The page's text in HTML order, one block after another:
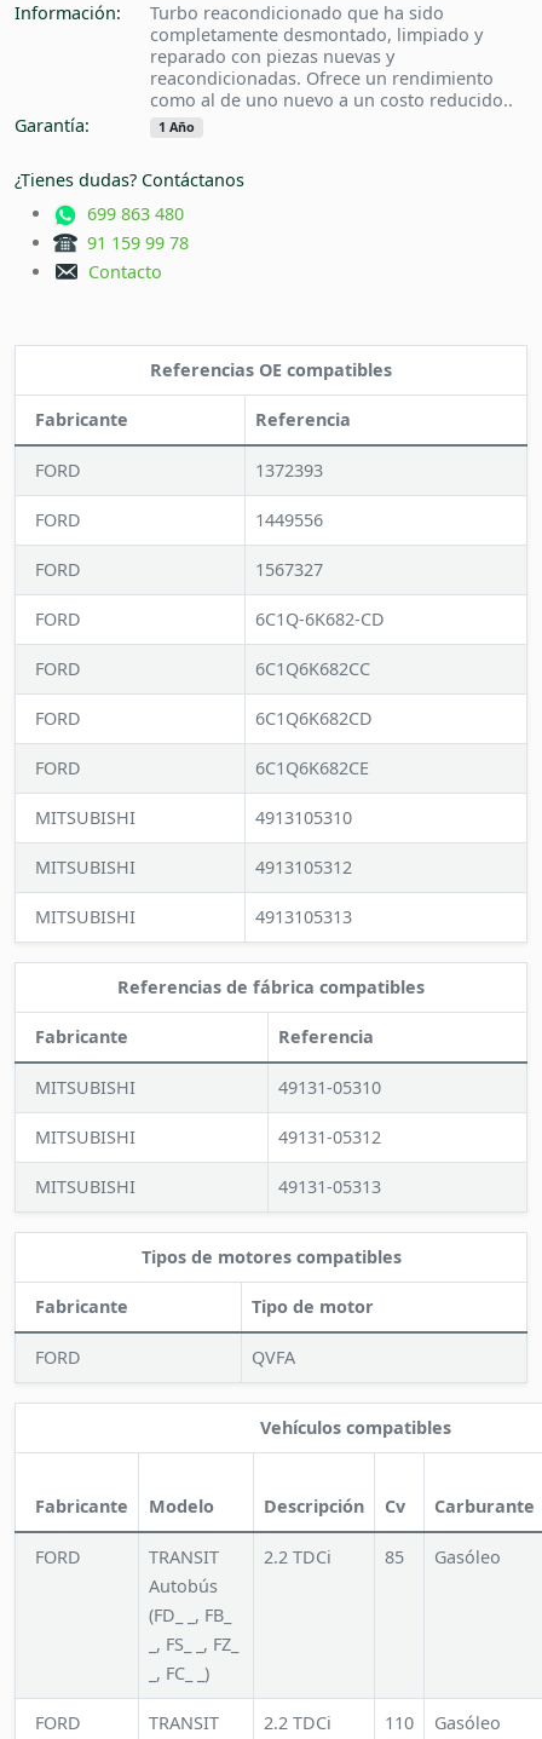
Información:
Turbo reacondicionado que ha sido
completamente desmontado, limpiado y
reparado con piezas nuevas y
reacondicionadas. Ofrece un rendimiento
como al de uno nuevo a un costo reducido..
Garantía:
1 Año
¿Tienes dudas? Contáctanos
699 863 480
91 159 99 78
Contacto
Referencias OE compatibles
Fabricante Referencia
FORD 1372393
FORD 1449556
FORD 1567327
FORD 6C1Q-6K682-CD
FORD 6C1Q6K682CC
FORD 6C1Q6K682CD
FORD 6C1Q6K682CE
MITSUBISHI 4913105310
MITSUBISHI 4913105312
MITSUBISHI 4913105313
Referencias de fábrica compatibles
Fabricante Referencia
MITSUBISHI 49131-05310
MITSUBISHI 49131-05312
MITSUBISHI 49131-05313
Tipos de motores compatibles
Fabricante Tipo de motor
FORD QVFA
Vehículos compatibles
Fabricante Modelo Descripción Cv Carburante
FORD
TRANSIT
Autobús
(FD_ _, FB_
_, FS_ _, FZ_
_, FC_ _)
2.2 TDCi 85 Gasóleo
FORD TRANSIT 2.2 TDCi 110 Gasóleo